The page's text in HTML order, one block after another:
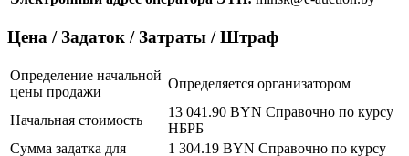
Цена / Задаток / Затраты / Штраф
Определение начальной
цены продажи
Определяется организатором
Начальная стоимость
13 041.90 BYN Справочно по курсу
НБРБ
Сумма задатка для
1 304.19 BYN Справочно по курсу